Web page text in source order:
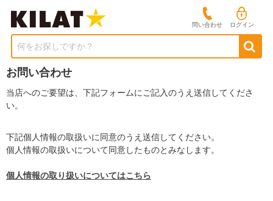
問い合わせ ログイン
何をお探しですか？
お問い合わせ
当店へのご要望は、下記フォームにご記入のうえ送信してくださ
い。
下記個人情報の取扱いに同意のうえ送信してください。
個人情報の取扱いについて同意したものとみなします。
個人情報の取り扱いについてはこちら